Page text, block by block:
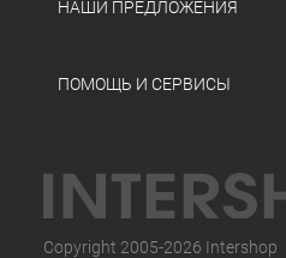
НАШИ ПРЕДЛОЖЕНИЯ
ПОМОЩЬ И СЕРВИСЫ
Copyright 2005-2026 Intershop